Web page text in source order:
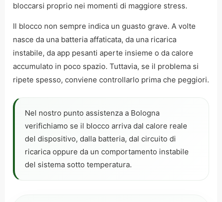
bloccarsi proprio nei momenti di maggiore stress.
Il blocco non sempre indica un guasto grave. A volte
nasce da una batteria affaticata, da una ricarica
instabile, da app pesanti aperte insieme o da calore
accumulato in poco spazio. Tuttavia, se il problema si
ripete spesso, conviene controllarlo prima che peggiori.
Nel nostro punto assistenza a Bologna
verifichiamo se il blocco arriva dal calore reale
del dispositivo, dalla batteria, dal circuito di
ricarica oppure da un comportamento instabile
del sistema sotto temperatura.